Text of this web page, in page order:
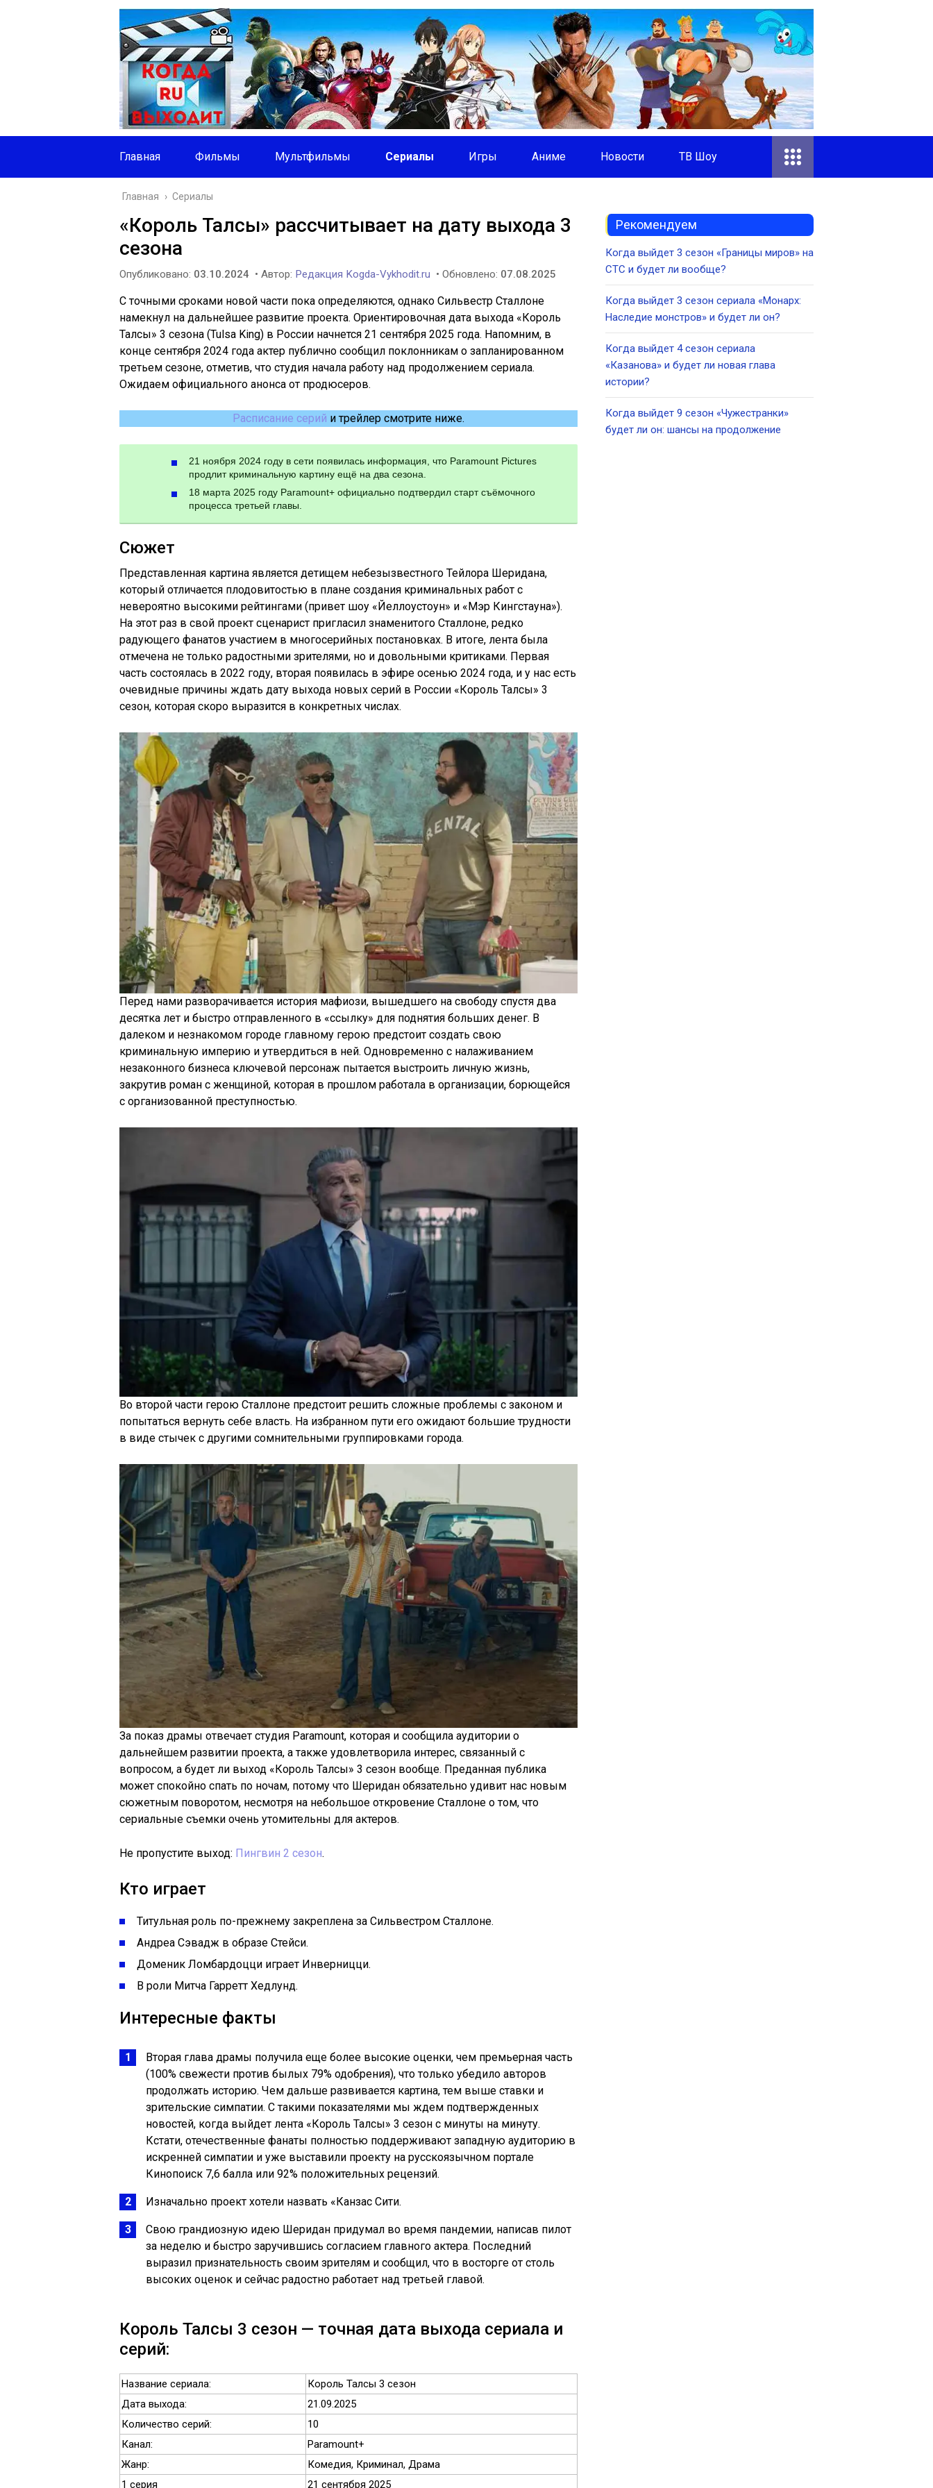
Главная Фильмы Мультфильмы Сериалы Игры Аниме Новости ТВ Шоу
Главная › Сериалы
«Король Талсы» рассчитывает на дату выхода 3
сезона
Опубликовано: 03.10.2024 • Автор: Редакция Kogda-Vykhodit.ru • Обновлено: 07.08.2025
С точными сроками новой части пока определяются, однако Сильвестр Сталлоне
намекнул на дальнейшее развитие проекта. Ориентировочная дата выхода «Король
Талсы» 3 сезона (Tulsa King) в России начнется 21 сентября 2025 года. Напомним, в
конце сентября 2024 года актер публично сообщил поклонникам о запланированном
третьем сезоне, отметив, что студия начала работу над продолжением сериала.
Ожидаем официального анонса от продюсеров.
Расписание серий и трейлер смотрите ниже.
21 ноября 2024 году в сети появилась информация, что Paramount Pictures
продлит криминальную картину ещё на два сезона.
18 марта 2025 году Paramount+ официально подтвердил старт съёмочного
процесса третьей главы.
Сюжет
Представленная картина является детищем небезызвестного Тейлора Шеридана,
который отличается плодовитостью в плане создания криминальных работ с
невероятно высокими рейтингами (привет шоу «Йеллоустоун» и «Мэр Кингстауна»).
На этот раз в свой проект сценарист пригласил знаменитого Сталлоне, редко
радующего фанатов участием в многосерийных постановках. В итоге, лента была
отмечена не только радостными зрителями, но и довольными критиками. Первая
часть состоялась в 2022 году, вторая появилась в эфире осенью 2024 года, и у нас есть
очевидные причины ждать дату выхода новых серий в России «Король Талсы» 3
сезон, которая скоро выразится в конкретных числах.
Перед нами разворачивается история мафиози, вышедшего на свободу спустя два
десятка лет и быстро отправленного в «ссылку» для поднятия больших денег. В
далеком и незнакомом городе главному герою предстоит создать свою
криминальную империю и утвердиться в ней. Одновременно с налаживанием
незаконного бизнеса ключевой персонаж пытается выстроить личную жизнь,
закрутив роман с женщиной, которая в прошлом работала в организации, борющейся
с организованной преступностью.
Во второй части герою Сталлоне предстоит решить сложные проблемы с законом и
попытаться вернуть себе власть. На избранном пути его ожидают большие трудности
в виде стычек с другими сомнительными группировками города.
За показ драмы отвечает студия Paramount, которая и сообщила аудитории о
дальнейшем развитии проекта, а также удовлетворила интерес, связанный с
вопросом, а будет ли выход «Король Талсы» 3 сезон вообще. Преданная публика
может спокойно спать по ночам, потому что Шеридан обязательно удивит нас новым
сюжетным поворотом, несмотря на небольшое откровение Сталлоне о том, что
сериальные съемки очень утомительны для актеров.
Не пропустите выход: Пингвин 2 сезон.
Кто играет
Титульная роль по-прежнему закреплена за Сильвестром Сталлоне.
Андреа Сэвадж в образе Стейси.
Доменик Ломбардоцци играет Инверницци.
В роли Митча Гарретт Хедлунд.
Интересные факты
Вторая глава драмы получила еще более высокие оценки, чем премьерная часть
(100% свежести против былых 79% одобрения), что только убедило авторов
продолжать историю. Чем дальше развивается картина, тем выше ставки и
зрительские симпатии. С такими показателями мы ждем подтвержденных
новостей, когда выйдет лента «Король Талсы» 3 сезон с минуты на минуту.
Кстати, отечественные фанаты полностью поддерживают западную аудиторию в
искренней симпатии и уже выставили проекту на русскоязычном портале
Кинопоиск 7,6 балла или 92% положительных рецензий.
Изначально проект хотели назвать «Канзас Сити.
Свою грандиозную идею Шеридан придумал во время пандемии, написав пилот
за неделю и быстро заручившись согласием главного актера. Последний
выразил признательность своим зрителям и сообщил, что в восторге от столь
высоких оценок и сейчас радостно работает над третьей главой.
Король Талсы 3 сезон — точная дата выхода сериала и
серий:
Название сериала:
Король Талсы 3 сезон
Дата выхода:
21.09.2025
Количество серий:
10
Канал:
Paramount+
Жанр:
Комедия, Криминал, Драма
1 серия
21 сентября 2025
Рекомендуем
Когда выйдет 3 сезон «Границы миров» на
СТС и будет ли вообще?
Когда выйдет 3 сезон сериала «Монарх:
Наследие монстров» и будет ли он?
Когда выйдет 4 сезон сериала
«Казанова» и будет ли новая глава
истории?
Когда выйдет 9 сезон «Чужестранки»
будет ли он: шансы на продолжение